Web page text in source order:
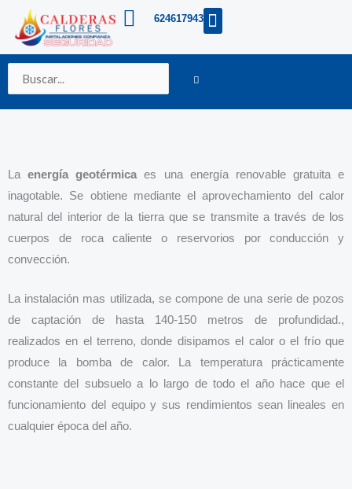
contenido
624617943 Menú
Buscar
Laenergía geotérmica es una energía renovable​ gratuita e
inagotable. Se obtiene mediante el aprovechamiento del calor
natural del interior de la tierra que se transmite a través de los
cuerpos de roca caliente o reservorios por conducción y
convección.
La instalación mas utilizada, se compone de una serie de pozos
de captación de hasta 140-150 metros de profundidad.,
realizados en el terreno, donde disipamos el calor o el frío que
produce la bomba de calor. La temperatura prácticamente
constante del subsuelo a lo largo de todo el año hace que el
funcionamiento del equipo y sus rendimientos sean lineales en
cualquier época del año.
Buscar
…